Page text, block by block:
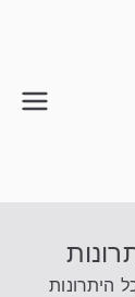
היתרונות